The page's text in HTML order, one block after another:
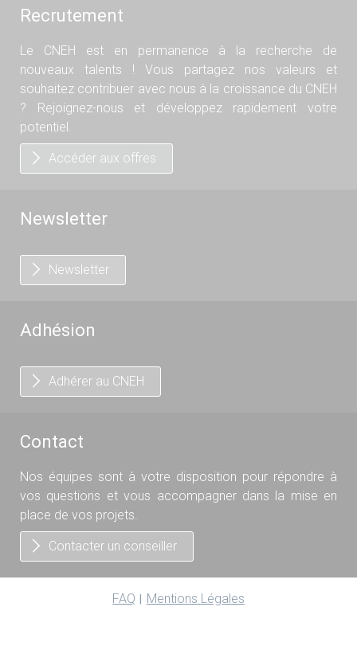
Recrutement
Le CNEH est en permanence à la recherche de
nouveaux talents ! Vous partagez nos valeurs et
souhaitez contribuer avec nous à la croissance du CNEH
? Rejoignez-nous et développez rapidement votre
potentiel.
Accéder aux offres
Newsletter
Newsletter
Adhésion
Adhérer au CNEH
Contact
Nos équipes sont à votre disposition pour répondre à
vos questions et vous accompagner dans la mise en
place de vos projets.
Contacter un conseiller
FAQ Mentions Légales